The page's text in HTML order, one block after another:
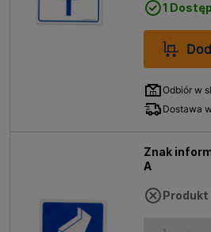
1
Odbiór w
Dostawa
Znak
A